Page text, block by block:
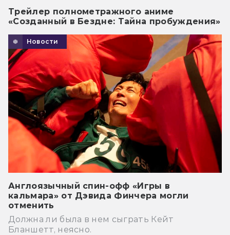
Трейлер полнометражного аниме
«Созданный в Бездне: Тайна пробуждения»
Новости
Англоязычный спин-офф «Игры в
кальмара» от Дэвида Финчера могли
отменить
Должна ли была в нем сыграть Кейт
Бланшетт, неясно.